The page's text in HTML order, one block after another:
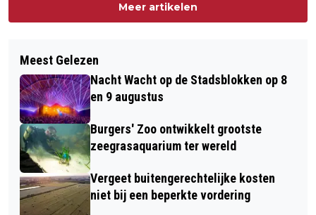
Meer artikelen
Meest Gelezen
Nacht Wacht op de Stadsblokken op 8
en 9 augustus
Burgers' Zoo ontwikkelt grootste
zeegrasaquarium ter wereld
Vergeet buitengerechtelijke kosten
niet bij een beperkte vordering